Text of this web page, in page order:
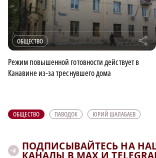
ОБЩЕСТВО r
Режим повышенной готовности действует в
Канавине из-за треснувшего дома
ОБЩЕСТВО ПАВОДОК ЮРИЙ ШАЛАБАЕВ
ПОДПИСЫВАЙТЕСЬ НА